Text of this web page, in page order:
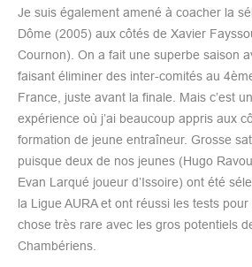
Je suis également amené à coacher la
Dôme (2005) aux côtés de Xavier
Cournon). On a fait une superbe saison
faisant éliminer des inter-comités au
France, juste avant la finale. Mais c’est
expérience où j’ai beaucoup appris aux
formation de jeune entraîneur. Grosse
puisque deux de nos jeunes (Hugo
Evan Larqué joueur d’Issoire) ont été
la Ligue AURA et ont réussi les tests
chose très rare avec les gros potentiels
Chambériens.